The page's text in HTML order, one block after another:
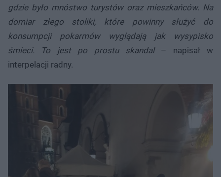
gdzie było mnóstwo turystów oraz mieszkańców. Na
domiar złego stoliki, które powinny służyć do
konsumpcji pokarmów wyglądają jak wysypisko
śmieci. To jest po prostu skandal– napisał w
interpelacji radny.